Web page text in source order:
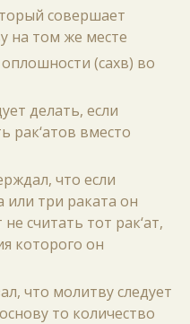
совершает
на том же месте
(сахв) во
делать, если
рак‘атов вместо
что если
или три раката он
считать тот рак‘ат,
которого он
что молитву следует
то количество